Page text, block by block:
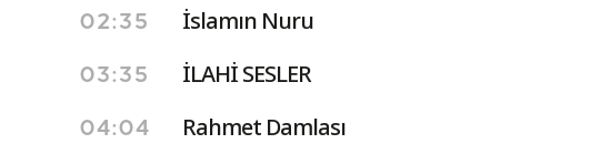
02:35 İslamın Nuru
03:35 İLAHİ SESLER
04:04 Rahmet Damlası